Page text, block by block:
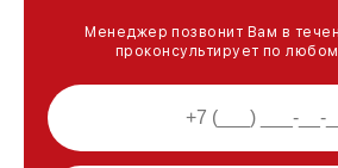
Менеджер позвонит Вам в
проконсультирует по